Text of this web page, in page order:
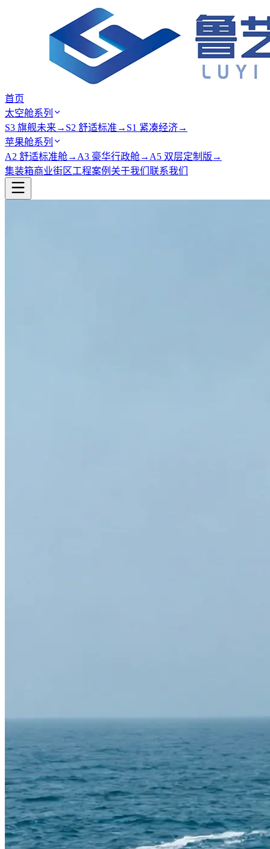
首页
太空舱系列
S3 旗舰未来→ S2 舒适标准 → S1 紧凑经济→
苹果舱系列
A2 舒适标准舱→ A3 豪华行政舱→ A5 双层定制版 →
集装箱商业街区工程案例 关于我们 联系我们